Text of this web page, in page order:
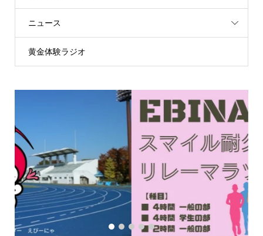
ニュース
黄金体験ラジオ
1 2 3 4 5